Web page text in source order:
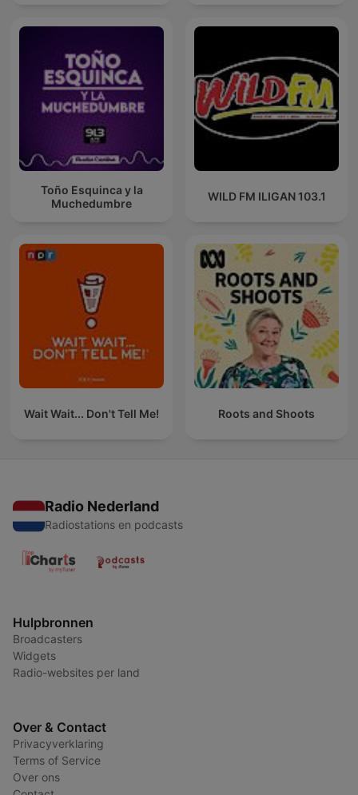
Toño Esquinca y la
Muchedumbre
WILD FM ILIGAN 103.1
Wait Wait... Don't Tell Me! Roots and Shoots
Radio Nederland
Radiostations en podcasts
Hulpbronnen
Broadcasters
Widgets
Radio-websites per land
Over & Contact
Privacyverklaring
Terms of Service
Over ons